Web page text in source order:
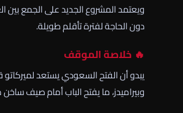
ويعتمد المشروع الجديد على الجمع بين
دون الحاجة لفترة تأقلم طويلة.
🔥 خلاصة الموقف
يبدو أن الفتح السعودي يستعد
وبيراميدز، ما يفتح الباب أمام صيف